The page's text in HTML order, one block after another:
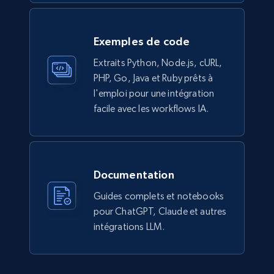
eCommerce
151+ Buy Now
Walmart sellers info
display name, Seller email, Seller phone, Seller
eCommerce
88+
Exemples de code
Extraits Python, Node.js, cURL,
PHP, Go, Java et Ruby prêts à
l'emploi pour une intégration
facile avec les workflows IA.
Documentation
Guides complets et notebooks
pour ChatGPT, Claude et autres
intégrations LLM.